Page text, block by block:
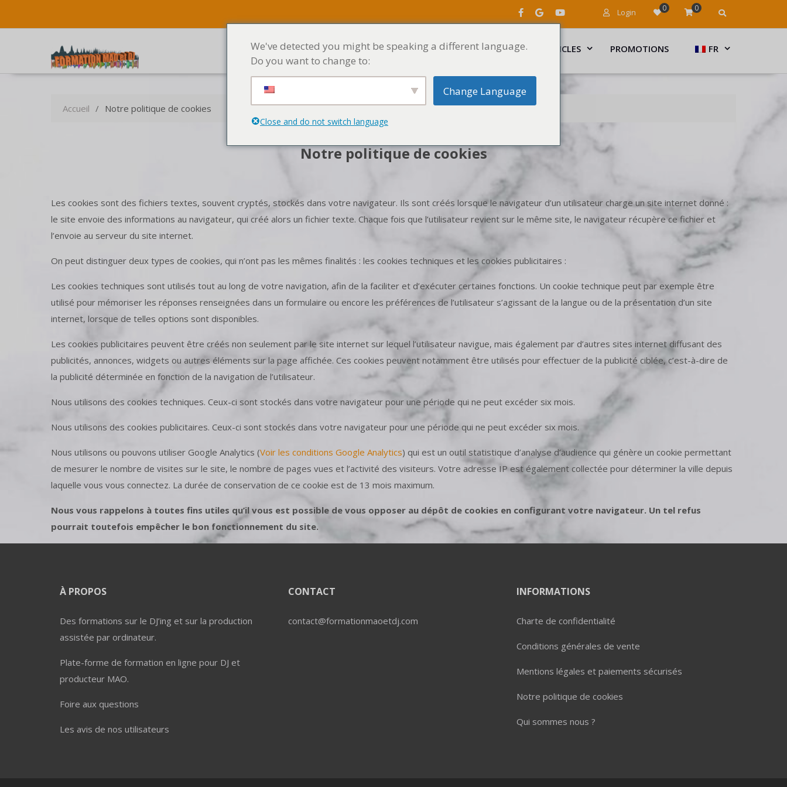
Login 0 0
ACCUEIL MENU ARTICLES PROMOTIONS FR
Accueil Notre politique de cookies
Notre politique de cookies
Les cookies sont des fichiers textes, souvent cryptés, stockés dans votre navigateur. Ils sont créés lorsque le navigateur d’un utilisateur charge un site internet donné :
le site envoie des informations au navigateur, qui créé alors un fichier texte. Chaque fois que l’utilisateur revient sur le même site, le navigateur récupère ce fichier et
l’envoie au serveur du site internet.
On peut distinguer deux types de cookies, qui n’ont pas les mêmes finalités : les cookies techniques et les cookies publicitaires :
Les cookies techniques sont utilisés tout au long de votre navigation, afin de la faciliter et d’exécuter certaines fonctions. Un cookie technique peut par exemple être
utilisé pour mémoriser les réponses renseignées dans un formulaire ou encore les préférences de l’utilisateur s’agissant de la langue ou de la présentation d’un site
internet, lorsque de telles options sont disponibles.
Les cookies publicitaires peuvent être créés non seulement par le site internet sur lequel l’utilisateur navigue, mais également par d’autres sites internet diffusant des
publicités, annonces, widgets ou autres éléments sur la page affichée. Ces cookies peuvent notamment être utilisés pour effectuer de la publicité ciblée, c’est-à-dire de
la publicité déterminée en fonction de la navigation de l’utilisateur.
Nous utilisons des cookies techniques. Ceux-ci sont stockés dans votre navigateur pour une période qui ne peut excéder six mois.
Nous utilisons des cookies publicitaires. Ceux-ci sont stockés dans votre navigateur pour une période qui ne peut excéder six mois.
Nous utilisons ou pouvons utiliser Google Analytics (Voir les conditions Google Analytics) qui est un outil statistique d’analyse d’audience qui génère un cookie permettant
de mesurer le nombre de visites sur le site, le nombre de pages vues et l’activité des visiteurs. Votre adresse IP est également collectée pour déterminer la ville depuis
laquelle vous vous connectez. La durée de conservation de ce cookie est de 13 mois maximum.
Nous vous rappelons à toutes fins utiles qu’il vous est possible de vous opposer au dépôt de cookies en configurant votre navigateur. Un tel refus
pourrait toutefois empêcher le bon fonctionnement du site.
À PROPOS
Des formations sur le DJ’ing et sur la production
assistée par ordinateur.
Plate-forme de formation en ligne pour DJ et
producteur MAO.
Foire aux questions
Les avis de nos utilisateurs
CONTACT
contact@formationmaoetdj.com
INFORMATIONS
Charte de confidentialité
Conditions générales de vente
Mentions légales et paiements sécurisés
Notre politique de cookies
Qui sommes nous ?
We've detected you might be speaking a different language.
Do you want to change to:
Change Language
Close and do not switch language